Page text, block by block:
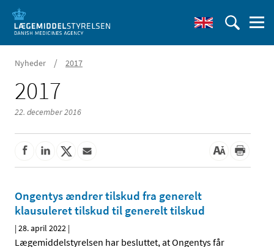
Nyheder / 2017
2017
22. december 2016
Ongentys ændrer tilskud fra generelt
klausuleret tilskud til generelt tilskud
|28. april 2022 |
Lægemiddelstyrelsen har besluttet, at Ongentys får